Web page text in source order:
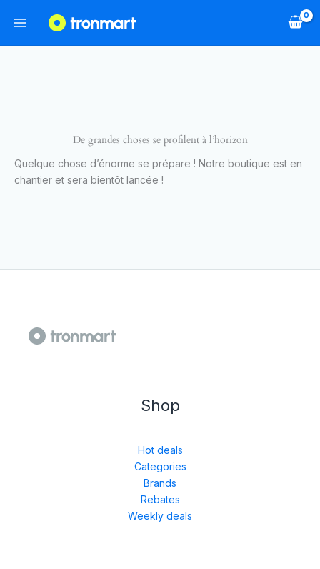
De grandes choses se profilent à l’horizon
Quelque chose d’énorme se prépare ! Notre boutique est en
chantier et sera bientôt lancée !
Shop
Hot deals
Categories
Brands
Rebates
Weekly deals